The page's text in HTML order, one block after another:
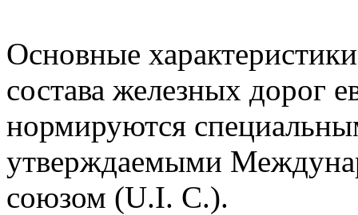
Основные
состава железных дорог
нормируются
утверждаемыми
союзом (U.I. С.).